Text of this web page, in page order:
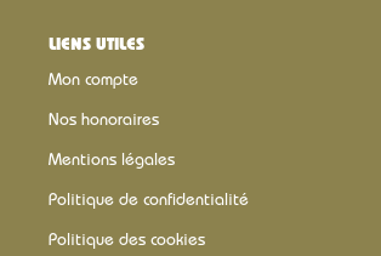
LIENS UTILES
Mon compte
Nos honoraires
Mentions légales
Politique de confidentialité
Politique des cookies